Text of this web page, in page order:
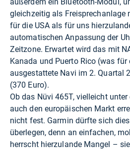
gleichzeitig als Freisprechanlage
für die USA als für uns
automatischen Anpassung der
Zeitzone. Erwartet wird das mit
Kanada und Puerto Rico (was
ausgestattete Navi im 2. Quartal
(370 Euro).
Ob das Nüvi 465T, vielleicht
auch den europäischen Markt
nicht fest. Garmin dürfte sich
überlegen, denn an einfachen,
herrscht hierzulande Mangel –